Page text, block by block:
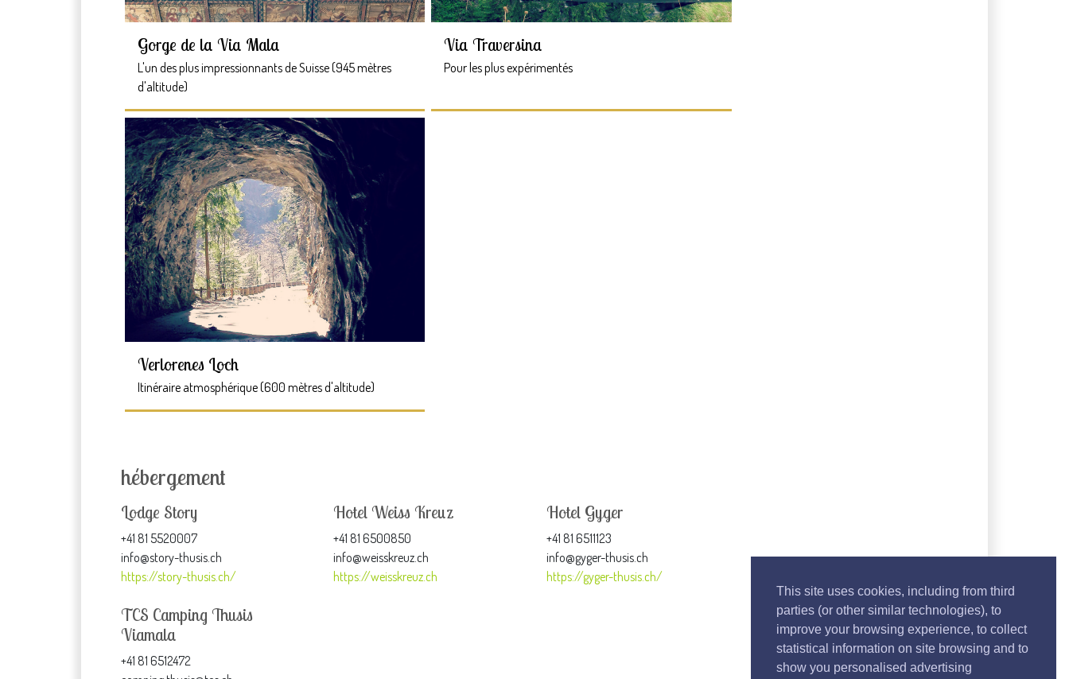
This site uses cookies, including from third
parties (or other similar technologies), to
improve your browsing experience, to collect
statistical information on site browsing and to
show you personalised advertising
Gorge de la Via Mala
L'un des plus impressionnants de Suisse (945 mètres
d'altitude)
Via Traversina
Pour les plus expérimentés
Verlorenes Loch
Itinéraire atmosphérique (600 mètres d'altitude)
hébergement
Lodge Story
+41 81 5520007
info@story-thusis.ch
https://story-thusis.ch/
Hotel Weiss Kreuz
+41 81 6500850
info@weisskreuz.ch
https://weisskreuz.ch
Hotel Gyger
+41 81 6511123
info@gyger-thusis.ch
https://gyger-thusis.ch/
TCS Camping Thusis
Viamala
+41 81 6512472